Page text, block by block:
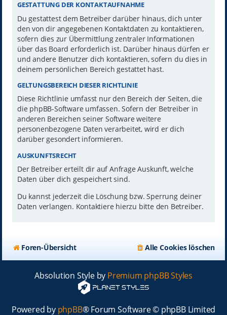
GESTATTUNG DER KONTAKTAUFNAHME
Du gestattest dem Betreiber darüber hinaus, dich unter
den von dir angegebenen Kontaktdaten zu kontaktieren,
sofern dies zur Übermittlung zentraler Informationen
über das Board erforderlich ist. Darüber hinaus dürfen er
und andere Benutzer dich kontaktieren, sofern du dies in
deinem persönlichen Bereich gestattet hast.
GELTUNGSBEREICH DIESER RICHTLINIE
Diese Richtlinie umfasst nur den Bereich der Seiten, die
die phpBB-Software umfassen. Sofern der Betreiber in
anderen Bereichen seiner Software weitere
personenbezogene Daten verarbeitet, wird er dich
darüber gesondert informieren.
AUSKUNFTSRECHT
Der Betreiber erteilt dir auf Anfrage Auskunft, welche
Daten über dich gespeichert sind.
Du kannst jederzeit die Löschung bzw. Sperrung deiner
Daten verlangen. Kontaktiere hierzu bitte den Betreiber.
Foren-Übersicht Alle Cookies löschen
Absolution Style by Premium phpBB Styles
Powered by phpBB® Forum Software © phpBB Limited